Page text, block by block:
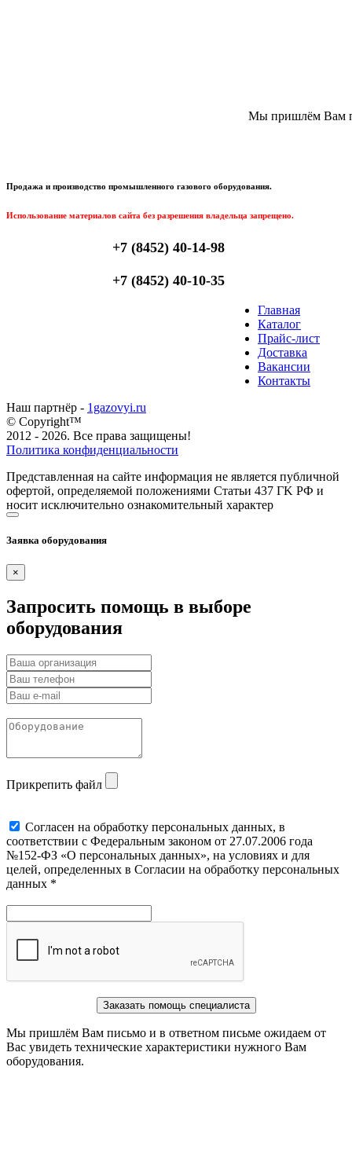
Мы пришлём Вам
Продажа и производство промышленного газового оборудования.
Использование материалов сайта без разрешения владельца запрещено.
+7 (8452) 40-14-98
+7 (8452) 40-10-35
Главная
Каталог
Прайс-лист
Доставка
Вакансии
Контакты
Наш партнёр - 1gazovyi.ru
© Copyright™
2012 - 2026. Все права защищены!
Политика конфиденциальности
Представленная на сайте информация не является публичной
офертой, определяемой положениями Статьи 437 ГK РФ и
носит исключительно ознакомительный характер
Заявка оборудования
×
Запросить помощь в выборе
оборудования
Прикрепить файл
Cогласен на обработку персональных данных, в
соответствии с Федеральным законом от 27.07.2006 года
№152-ФЗ «О персональных данных», на условиях и для
целей, определенных в Согласии на обработку персональных
данных *
Заказать помощь специалиста
Мы пришлём Вам письмо и в ответном письме ожидаем от
Вас увидеть технические характеристики нужного Вам
оборудования.